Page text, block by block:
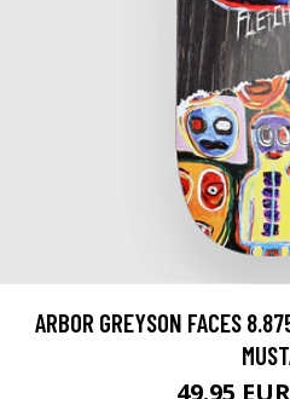
ARBOR GREYSON FACES
49.95 EUR